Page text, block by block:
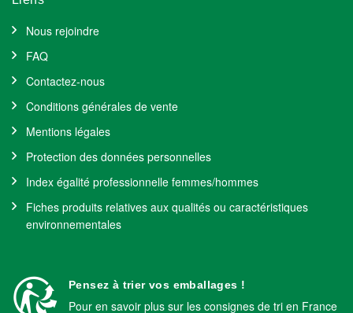
Nous rejoindre
FAQ
Contactez-nous
Conditions générales de vente
Mentions légales
Protection des données personnelles
Index égalité professionnelle femmes/hommes
Fiches produits relatives aux qualités ou caractéristiques
environnementales
Pensez à trier vos emballages !
Pour en savoir plus sur les consignes de tri en France